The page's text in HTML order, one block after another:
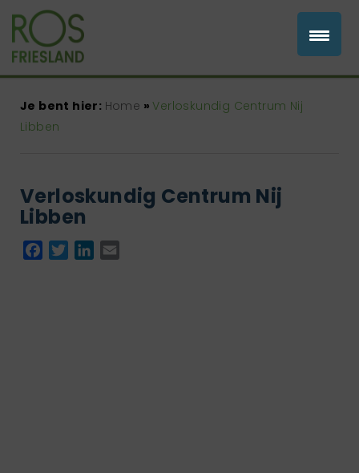
Je bent hier: Home »Verloskundig Centrum Nij
Libben
Verloskundig Centrum Nij
Libben
Facebook
TwitterLinkedIn